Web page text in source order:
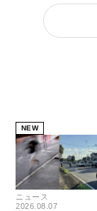
NEW
ニュース
2026.08.07